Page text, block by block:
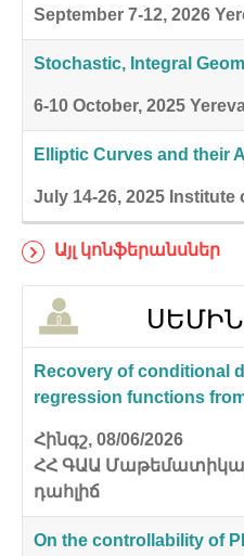
September 7-12, 2026
Stochastic, Integral
6-10 October, 2025
Elliptic Curves and their
July 14-26, 2025 Institute
Այլ կոնֆերանսներ
Recovery of conditional
regression functions
Հինգշ, 08/06/2026
ՀՀ ԳԱԱ
դահլիճ
On the controllability of